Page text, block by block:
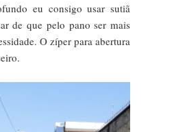
eu consigo usar sutiã
de que pelo pano ser mais
O zíper para abertura